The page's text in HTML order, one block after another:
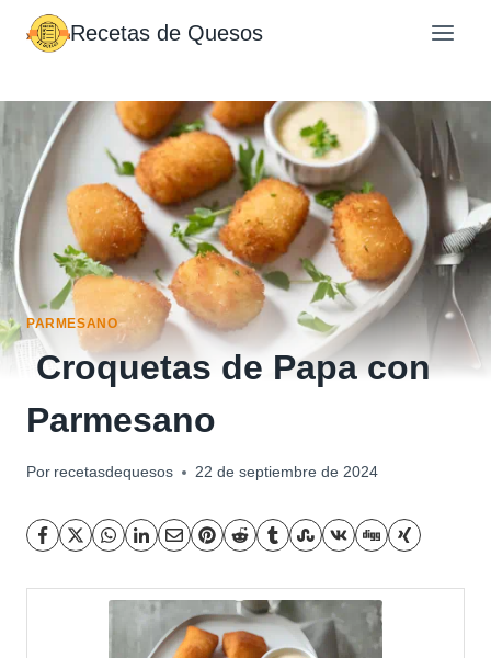
Saltar
Recetas de Quesos
PARMESANO
Croquetas de Papa con
Parmesano
Por recetasdequesos 22 de septiembre de 2024